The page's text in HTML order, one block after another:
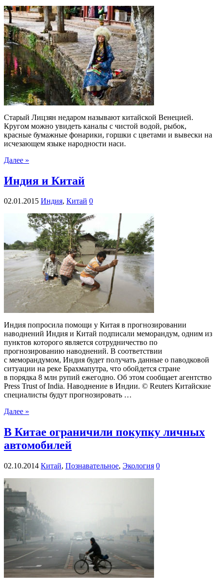
Старый Лицзян недаром называют китайской Венецией.
Кругом можно увидеть каналы с чистой водой, рыбок,
красные бумажные фонарики, горшки с цветами и вывески на
исчезающем языке народности наси.
Далее »
Индия и Китай
02.01.2015 Индия, Китай 0
Индия попросила помощи у Китая в прогнозировании
наводнений Индия и Китай подписали меморандум, одним из
пунктов которого является сотрудничество по
прогнозированию наводнений. В соответствии
с меморандумом, Индия будет получать данные о паводковой
ситуации на реке Брахмапутра, что обойдется стране
в порядка 8 млн рупий ежегодно. Об этом сообщает агентство
Press Trust of India. Наводнение в Индии. © Reuters Китайские
специалисты будут прогнозировать …
Далее »
В Китае ограничили покупку личных
автомобилей
02.10.2014 Китай, Познавательное, Экология 0